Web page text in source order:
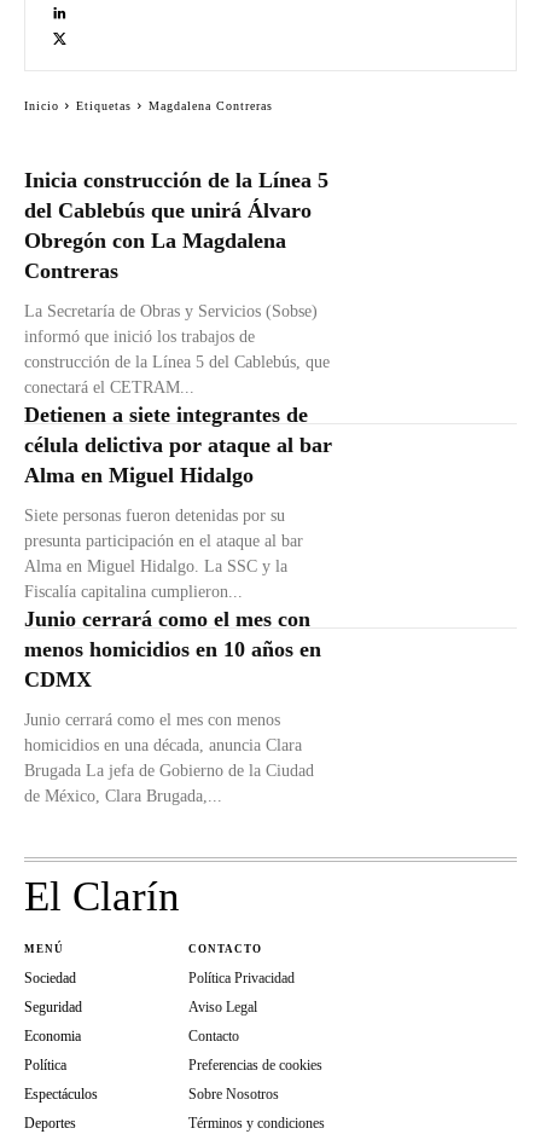
Inicia construcción de la Línea 5
del Cablebús que unirá Álvaro
Obregón con La Magdalena
Contreras
La Secretaría de Obras y Servicios (Sobse)
informó que inició los trabajos de
construcción de la Línea 5 del Cablebús, que
conectará el CETRAM...
Detienen a siete integrantes de
célula delictiva por ataque al bar
Alma en Miguel Hidalgo
Siete personas fueron detenidas por su
presunta participación en el ataque al bar
Alma en Miguel Hidalgo. La SSC y la
Fiscalía capitalina cumplieron...
Junio cerrará como el mes con
menos homicidios en 10 años en
CDMX
Junio cerrará como el mes con menos
homicidios en una década, anuncia Clara
Brugada La jefa de Gobierno de la Ciudad
de México, Clara Brugada,...
Inicio Etiquetas Magdalena Contreras
El Clarín
MENÚ
Sociedad
Seguridad
Economia
Política
Espectáculos
Deportes
CONTACTO
Política Privacidad
Aviso Legal
Contacto
Preferencias de cookies
Sobre Nosotros
Términos y condiciones